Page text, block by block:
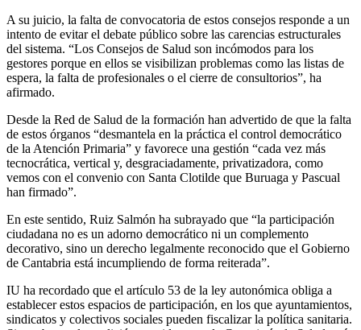
A su juicio, la falta de convocatoria de estos consejos responde a un
intento de evitar el debate público sobre las carencias estructurales
del sistema. “Los Consejos de Salud son incómodos para los
gestores porque en ellos se visibilizan problemas como las listas de
espera, la falta de profesionales o el cierre de consultorios”, ha
afirmado.
Desde la Red de Salud de la formación han advertido de que la falta
de estos órganos “desmantela en la práctica el control democrático
de la Atención Primaria” y favorece una gestión “cada vez más
tecnocrática, vertical y, desgraciadamente, privatizadora, como
vemos con el convenio con Santa Clotilde que Buruaga y Pascual
han firmado”.
En este sentido, Ruiz Salmón ha subrayado que “la participación
ciudadana no es un adorno democrático ni un complemento
decorativo, sino un derecho legalmente reconocido que el Gobierno
de Cantabria está incumpliendo de forma reiterada”.
IU ha recordado que el artículo 53 de la ley autonómica obliga a
establecer estos espacios de participación, en los que ayuntamientos,
sindicatos y colectivos sociales pueden fiscalizar la política sanitaria.